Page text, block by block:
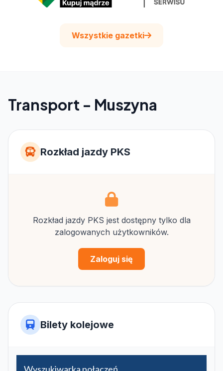
Wszystkie gazetki
Transport - Muszyna
Rozkład jazdy PKS
Rozkład jazdy PKS jest dostępny tylko dla
zalogowanych użytkowników.
Zaloguj się
Bilety kolejowe